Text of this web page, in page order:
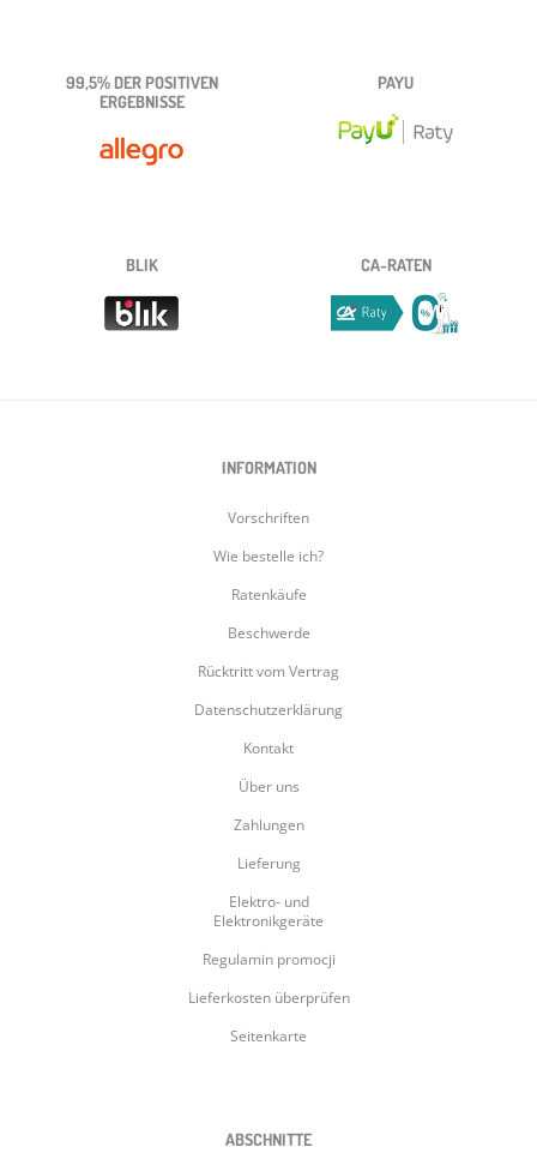
99,5% DER POSITIVEN
ERGEBNISSE
PAYU
BLIK CA-RATEN
INFORMATION
Vorschriften
Wie bestelle ich?
Ratenkäufe
Beschwerde
Rücktritt vom Vertrag
Datenschutzerklärung
Kontakt
Über uns
Zahlungen
Lieferung
Elektro- und
Elektronikgeräte
Regulamin promocji
Lieferkosten überprüfen
Seitenkarte
ABSCHNITTE